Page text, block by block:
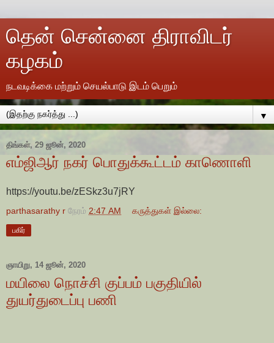
தென் சென்னை திராவிடர்
கழகம்
நடவடிக்கை மற்றும் செயல்பாடு இடம் பெறும்
▼
திங்கள், 29 ஜூன், 2020
எம்ஜிஆர் நகர் பொதுக்கூட்டம் காணொளி
https://youtu.be/zESkz3u7jRY
parthasarathy r நேரம் 2:47 AM கருத்துகள் இல்லை:
பகிர்
ஞாயிறு, 14 ஜூன், 2020
மயிலை நொச்சி குப்பம் பகுதியில்
துயர்துடைப்பு பணி